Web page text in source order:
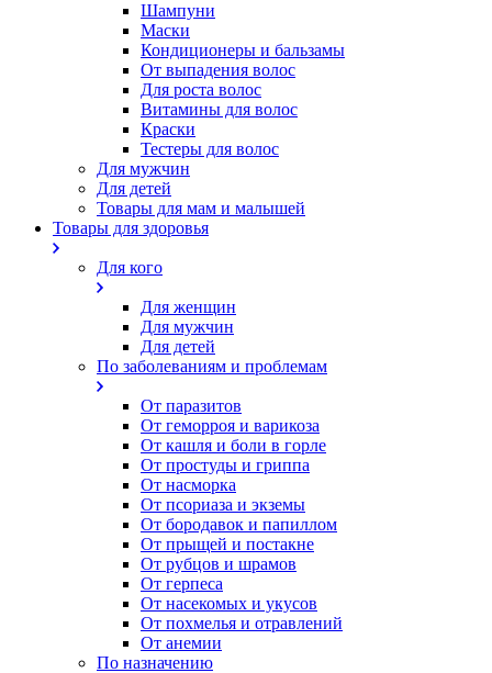
Шампуни
Маски
Кондиционеры и бальзамы
От выпадения волос
Для роста волос
Витамины для волос
Краски
Тестеры для волос
Для мужчин
Для детей
Товары для мам и малышей
Товары для здоровья
Для кого
Для женщин
Для мужчин
Для детей
По заболеваниям и проблемам
От паразитов
Oт геморроя и варикоза
От кашля и боли в горле
От простуды и гриппа
От насморка
Oт псориаза и экземы
От бородавок и папиллом
От прыщей и постакне
От рубцов и шрамов
От герпеса
От насекомых и укусов
От похмелья и отравлений
От анемии
По назначению